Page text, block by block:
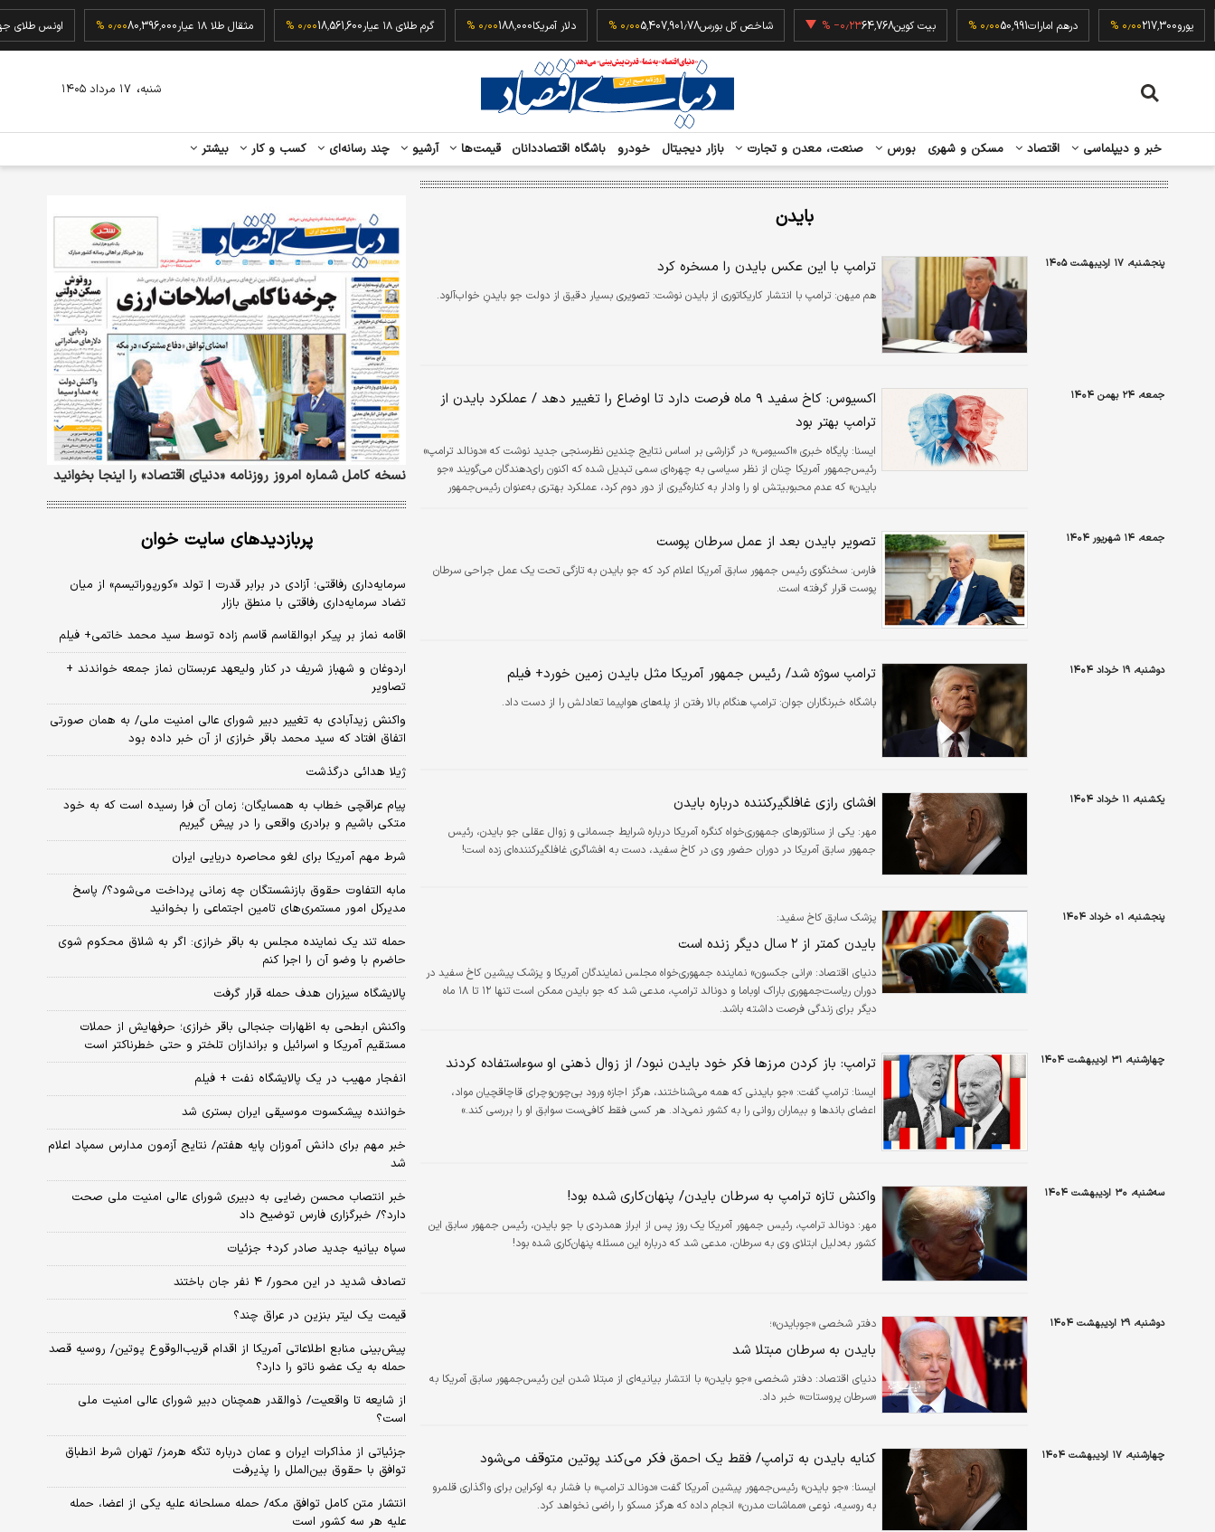
یورو217,300 درهم امارات50,991 بیت کوین64,768‎−۰٫۲۳ % شاخص کل بورس5,407,901.78 دلار آمریکا188,000 گرم طلای ۱۸ عیار 18,561,600 مثقال طلا ۱۸ عیار 80,396,000 اونس
خبر و دیپلماسی اقتصاد مسکن و شهری بورس صنعت، معدن و تجارت بازار دیجیتال خودرو باشگاه اقتصاددانان قیمت‌ها آرشیو چند رسانه‌ای کسب و کار بیشتر
شنبه، ۱۷ مرداد ۱۴۰۵
بایدن
پنجشنبه، ۱۷ اردیبهشت ۱۴۰۵ ترامپ با این عکس بایدن را مسخره کرد
هم میهن: ترامپ با انتشار کاریکاتوری از بایدن نوشت: تصویری بسیار دقیق از دولت جو بایدنِ خواب‌آلود.
جمعه، ۲۴ بهمن ۱۴۰۴
اکسیوس: کاخ سفید ۹ ماه فرصت دارد تا اوضاع را تغییر دهد / عملکرد بایدن از
ترامپ بهتر بود
ايسنا: پایگاه خبری «اکسیوس» در گزارشی بر اساس نتایج چندین نظرسنجی جدید نوشت که «دونالد ترامپ»
رئیس‌جمهور آمریکا چنان از نظر سیاسی به چهره‌ای سمی تبدیل شده که اکنون رای‌دهندگان می‌گویند «جو
بایدن» که عدم محبوبیتش او را وادار به کناره‌گیری از دور دوم کرد، عملکرد بهتری به‌عنوان رئیس‌جمهور
جمعه، ۱۴ شهریور ۱۴۰۴ تصویر بایدن بعد از عمل سرطان پوست
فارس: سخنگوی رئیس جمهور سابق آمریکا اعلام کرد که جو بایدن به تازگی تحت یک عمل جراحی سرطان
پوست قرار گرفته است.
دوشنبه، ۱۹ خرداد ۱۴۰۴ ترامپ سوژه شد/ رئیس جمهور آمریکا مثل بایدن زمین خورد+ فیلم
باشگاه خبرنگاران جوان: ترامپ هنگام بالا رفتن از پله‌های هواپیما تعادلش را از دست داد.
یکشنبه، ۱۱ خرداد ۱۴۰۴ افشای رازی غافلگیرکننده درباره بایدن
مهر: یکی از سناتورهای جمهوری‌خواه کنگره آمریکا درباره شرایط جسمانی و زوال عقلی جو بایدن، رئیس
جمهور سابق آمریکا در دوران حضور وی در کاخ سفید، دست به افشاگری غافلگیرکننده‌ای زده است!
پنجشنبه، ۰۱ خرداد ۱۴۰۴ پزشک سابق کاخ سفید:
بایدن کمتر از ۲ سال دیگر زنده است
دنیای اقتصاد: «رانی جکسون» نماینده جمهوری‌خواه مجلس نمایندگان آمریکا و پزشک پیشین کاخ سفید در
دوران ریاست‌جمهوری باراک اوباما و دونالد ترامپ، مدعی شد که جو بایدن ممکن است تنها ۱۲ تا ۱۸ ماه
دیگر برای زندگی فرصت داشته باشد.
چهارشنبه، ۳۱ اردیبهشت ۱۴۰۴ ترامپ: باز کردن مرزها فکر خود بایدن نبود/ از زوال ذهنی او سوءاستفاده کردند
ایسنا: ترامپ گفت: «جو بایدنی که همه می‌شناختند، هرگز اجازه ورود بی‌چون‌وچرای قاچاقچیان مواد،
اعضای باندها و بیماران روانی را به کشور نمی‌داد. هر کسی فقط کافی‌ست سوابق او را بررسی کند.»
سه‌شنبه، ۳۰ اردیبهشت ۱۴۰۴ واکنش تازه ترامپ به سرطان بایدن/ پنهان‌کاری شده بود!
مهر: دونالد ترامپ، رئیس جمهور آمریکا یک روز پس از ابراز همدردی با جو بایدن، رئیس جمهور سابق این
کشور به‌دلیل ابتلای وی به سرطان، مدعی شد که درباره این مسئله پنهان‌کاری شده بود!
دوشنبه، ۲۹ اردیبهشت ۱۴۰۴ دفتر شخصی «جوبایدن»؛
بایدن به سرطان مبتلا شد
دنیای اقتصاد: دفتر شخصی «جو بایدن» با انتشار بیانیه‌ای از مبتلا شدن این رئیس‌جمهور سابق آمریکا به
«سرطان پروستات» خبر داد.
چهارشنبه، ۱۷ اردیبهشت ۱۴۰۴ کنایه بایدن به ترامپ/ فقط یک احمق فکر می‌کند پوتین متوقف می‌شود
ایسنا: «جو بایدن» رئیس‌جمهور پیشین آمریکا گفت «دونالد ترامپ» با فشار به اوکراین برای واگذاری قلمرو
به روسیه، نوعی «مماشات مدرن» انجام داده که هرگز مسکو را راضی نخواهد کرد.
نسخه کامل شماره امروز روزنامه «دنیای‌ اقتصاد» را اینجا بخوانید
پربازدیدهای سایت خوان
سرمایه‌داری رفاقتی؛ آزادی در برابر قدرت | تولد «کورپوراتیسم» از میان
تضاد سرمایه‌داری رفاقتی با منطق بازار
اقامه نماز بر پیکر ابوالقاسم قاسم زاده توسط سید محمد خاتمی+ فیلم
اردوغان و شهباز شریف در کنار ولیعهد عربستان نماز جمعه خواندند +
تصاویر
واکنش زیدآبادی به تغییر دبیر شورای عالی امنیت ملی/ به همان صورتی
اتفاق افتاد که سید محمد باقر خرازی از آن خبر داده بود
ژیلا هدائی درگذشت
پیام عراقچی خطاب به همسایگان؛ زمان آن فرا رسیده است که به خود
متکی باشیم و برادری واقعی را در پیش گیریم
شرط مهم آمریکا برای لغو محاصره دریایی ایران
مابه التفاوت حقوق بازنشستگان چه زمانی پرداخت می‌شود؟/ پاسخ
مدیرکل امور مستمری‌های تامین اجتماعی را بخوانید
حمله تند یک نماینده مجلس به باقر خرازی: اگر به شلاق محکوم شوی
حاضرم با وضو آن را اجرا کنم
پالایشگاه سیزران هدف حمله قرار گرفت
واکنش ابطحی به اظهارات جنجالی باقر خرازی؛ حرفهایش از حملات
مستقیم آمریکا و اسرائیل و براندازان تلختر و حتی خطرناکتر است
انفجار مهیب در یک پالایشگاه نفت + فیلم
خواننده پیشکسوت موسیقی ایران بستری شد
خبر مهم برای دانش آموزان پایه هفتم/ نتایج آزمون مدارس سمپاد اعلام
شد
خبر انتصاب محسن رضایی به دبیری شورای عالی امنیت ملی صحت
دارد؟/ خبرگزاری فارس توضیح داد
سپاه بیانیه جدید صادر کرد+ جزئیات
تصادف شدید در این محور/ ۴ نفر جان باختند
قیمت یک لیتر بنزین در عراق چند؟
پیش‌بینی منابع اطلاعاتی آمریکا از اقدام قریب‌الوقوع پوتین/ روسیه قصد
حمله به یک عضو ناتو را دارد؟
از شایعه تا واقعیت/ ذوالقدر همچنان دبیر شورای ‌عالی امنیت ملی
است؟
جزئیاتی از مذاکرات ایران و عمان درباره تنگه هرمز/ تهران شرط انطباق
توافق با حقوق بین‌الملل را پذیرفت
انتشار متن کامل توافق مکه/ حمله مسلحانه علیه یکی از اعضا، حمله
علیه هر سه کشور است